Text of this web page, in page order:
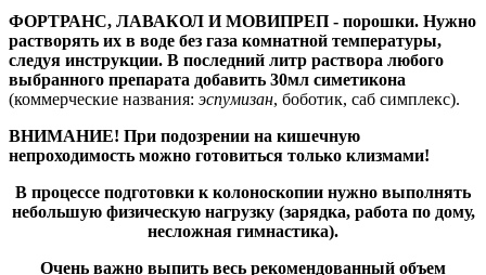
ФОРТРАНС, ЛАВАКОЛ И МОВИПРЕП - порошки. Нужно
растворять их в воде без газа комнатной температуры,
следуя инструкции. В последний литр раствора любого
выбранного препарата добавить 30мл симетикона
(коммерческие названия: эспумизан, боботик, саб симплекс).
ВНИМАНИЕ! При подозрении на кишечную
непроходимость можно готовиться только клизмами!
В процессе подготовки к колоноскопии нужно выполнять
небольшую физическую нагрузку (зарядка, работа по дому,
несложная гимнастика).
Очень важно выпить весь рекомендованный объем